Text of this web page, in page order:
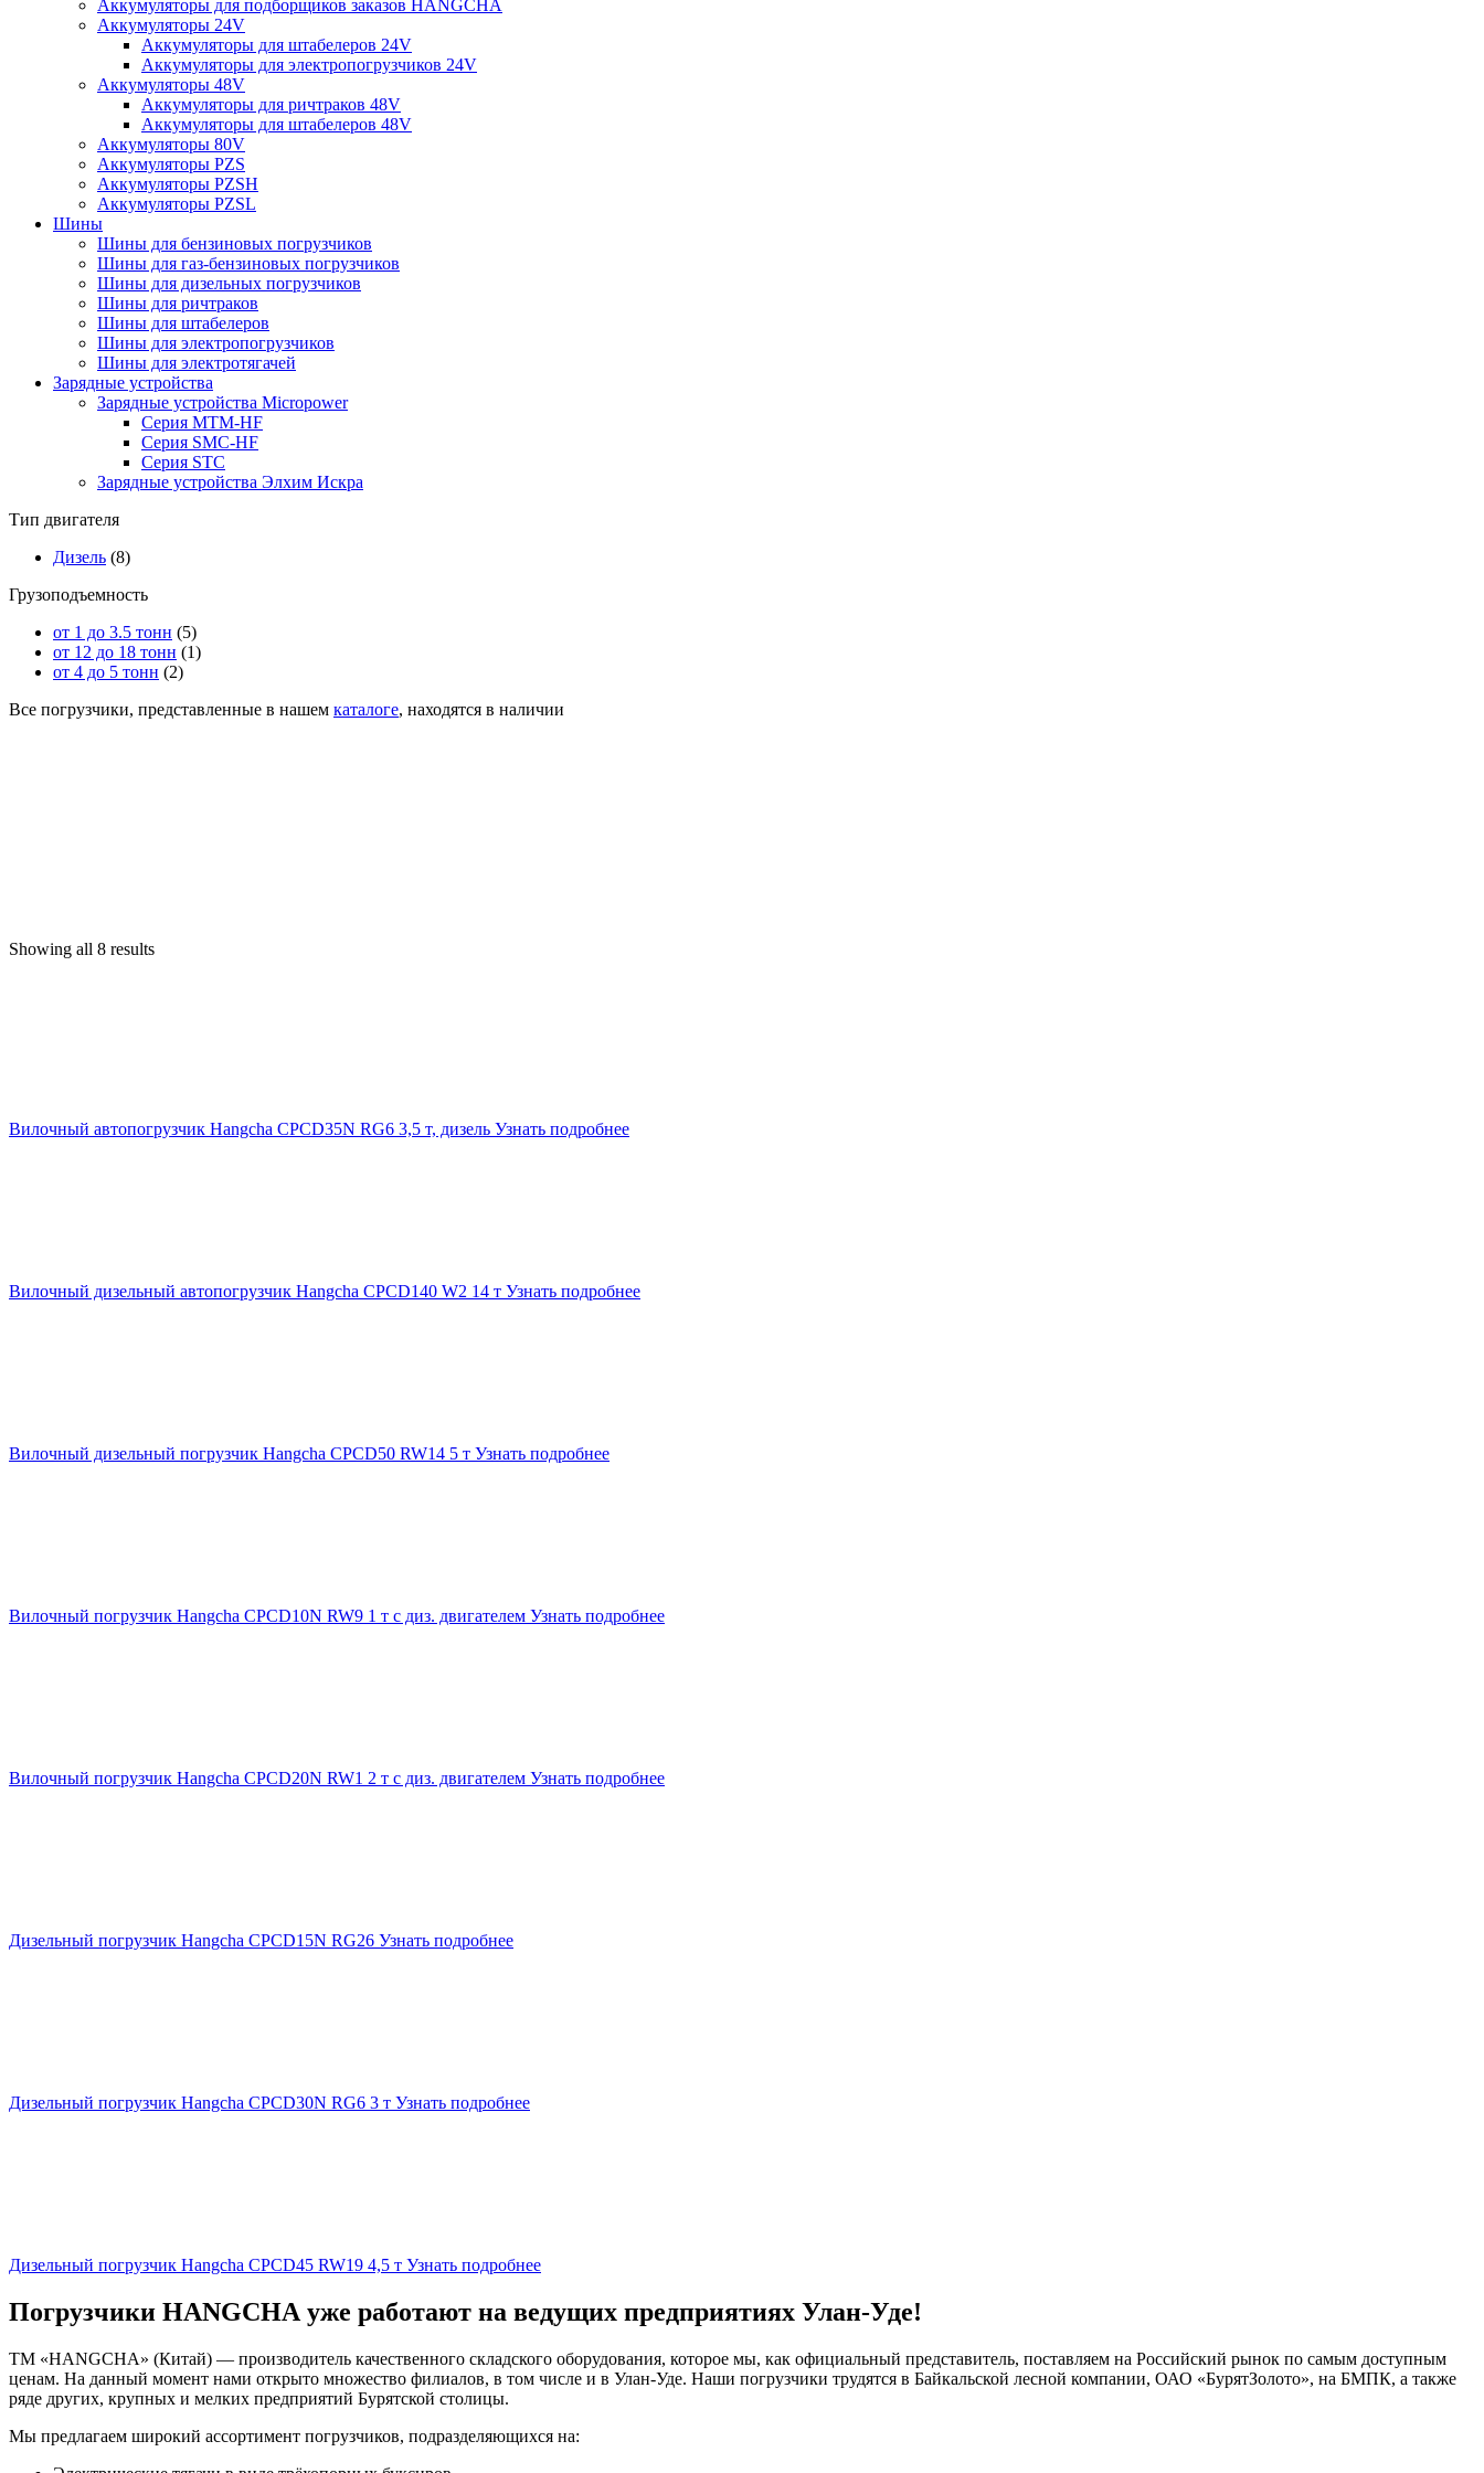
Аккумуляторы для подборщиков заказов HANGCHA
Аккумуляторы 24V
Аккумуляторы для штабелеров 24V
Аккумуляторы для электропогрузчиков 24V
Аккумуляторы 48V
Аккумуляторы для ричтраков 48V
Аккумуляторы для штабелеров 48V
Аккумуляторы 80V
Аккумуляторы PZS
Аккумуляторы PZSH
Аккумуляторы PZSL
Шины
Шины для бензиновых погрузчиков
Шины для газ-бензиновых погрузчиков
Шины для дизельных погрузчиков
Шины для ричтраков
Шины для штабелеров
Шины для электропогрузчиков
Шины для электротягачей
Зарядные устройства
Зарядные устройства Micropower
Серия MTM-HF
Серия SMC-HF
Серия STC
Зарядные устройства Элхим Искра
Тип двигателя
Дизель (8)
Грузоподъемность
от 1 до 3.5 тонн (5)
от 12 до 18 тонн (1)
от 4 до 5 тонн (2)
Все погрузчики, представленные в нашем каталоге, находятся в наличии
Showing all 8 results
Вилочный автопогрузчик Hangcha CPCD35N RG6 3,5 т, дизель Узнать подробнее
Вилочный дизельный автопогрузчик Hangcha CPCD140 W2 14 т Узнать подробнее
Вилочный дизельный погрузчик Hangcha CPCD50 RW14 5 т Узнать подробнее
Вилочный погрузчик Hangcha CPCD10N RW9 1 т с диз. двигателем Узнать подробнее
Вилочный погрузчик Hangcha CPCD20N RW1 2 т с диз. двигателем Узнать подробнее
Дизельный погрузчик Hangcha CPCD15N RG26 Узнать подробнее
Дизельный погрузчик Hangcha CPCD30N RG6 3 т Узнать подробнее
Дизельный погрузчик Hangcha CPCD45 RW19 4,5 т Узнать подробнее
Погрузчики HANGCHA уже работают на ведущих предприятиях Улан-Уде!
ТМ «HANGCHA» (Китай) — производитель качественного складского оборудования, которое мы, как официальный представитель, поставляем на Российский рынок по самым доступным
ценам. На данный момент нами открыто множество филиалов, в том числе и в Улан-Уде. Наши погрузчики трудятся в Байкальской лесной компании, ОАО «БурятЗолото», на БМПК, а также
ряде других, крупных и мелких предприятий Бурятской столицы.
Мы предлагаем широкий ассортимент погрузчиков, подразделяющихся на: